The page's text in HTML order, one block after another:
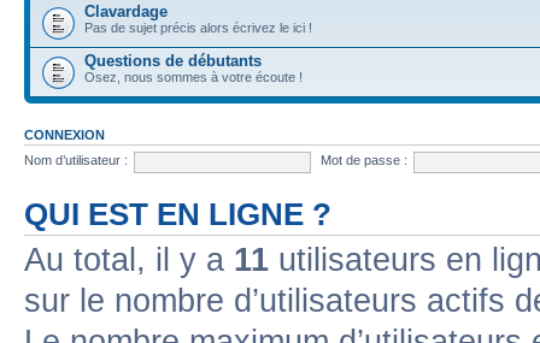
Clavardage
Pas de sujet précis alors écrivez le ici !
Questions de débutants
Osez, nous sommes à votre écoute !
CONNEXION
Nom d’utilisateur :
Mot de passe :
QUI EST EN LIGNE ?
Au total, il y a 11 utilisateurs en
sur le nombre d’utilisateurs actifs